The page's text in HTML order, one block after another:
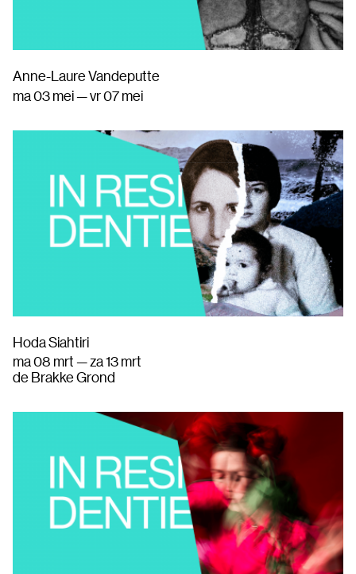
Anne-Laure Vandeputte
ma 03 mei — vr 07 mei
Hoda Siahtiri
ma 08 mrt — za 13 mrt
de Brakke Grond